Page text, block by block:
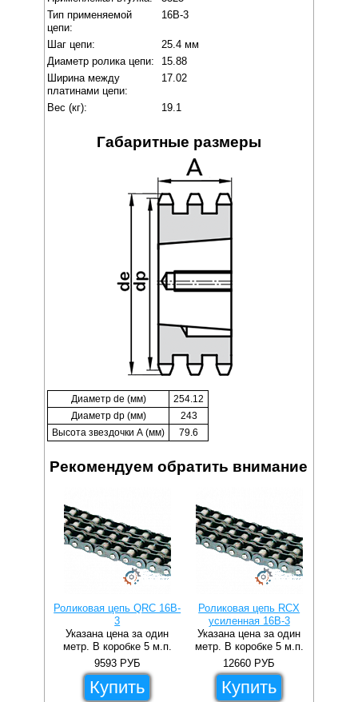
Тип применяемой
цепи:
16B-3
Шаг цепи:
25.4 мм
Диаметр ролика цепи:
15.88
Ширина между
платинами цепи:
17.02
Вес (кг): 19.1
Габаритные размеры
Диаметр de (мм)
254.12
Диаметр dp (мм)
243
Высота звездочки А (мм)
79.6
Рекомендуем обратить внимание
Роликовая цепь QRC 16B-
3
Указана цена за один
метр. В коробке 5 м.п.
9593 РУБ
Купить
Роликовая цепь RCX
усиленная 16B-3
Указана цена за один
метр. В коробке 5 м.п.
12660 РУБ
Купить